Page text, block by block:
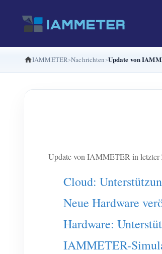
IAMMETER Nachrichten Update von
Update von IAMMETER in letzter
Cloud:
Neue Hardware
Hardware:
IAMMETER-